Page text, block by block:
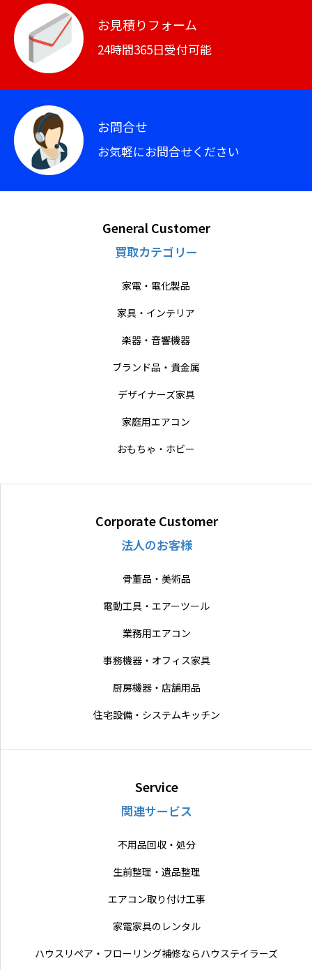
お見積りフォーム
24時間365日受付可能
お問合せ
お気軽にお問合せください
General Customer
買取カテゴリー
家電・電化製品
家具・インテリア
楽器・音響機器
ブランド品・貴金属
デザイナーズ家具
家庭用エアコン
おもちゃ・ホビー
Corporate Customer
法人のお客様
骨董品・美術品
電動工具・エアーツール
業務用エアコン
事務機器・オフィス家具
厨房機器・店舗用品
住宅設備・システムキッチン
Service
関連サービス
不用品回収・処分
生前整理・遺品整理
エアコン取り付け工事
家電家具のレンタル
ハウスリペア・フローリング補修ならハウステイラーズ